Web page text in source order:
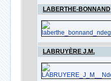
LABERTHE-BONNAND
LABRUYÈRE J.M.